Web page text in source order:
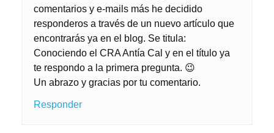
comentarios y e-mails más he decidido
responderos a través de un nuevo artículo que
encontrarás ya en el blog. Se titula:
Conociendo el CRA Antía Cal y en el título ya
te respondo a la primera pregunta. 😉
Un abrazo y gracias por tu comentario.
Responder